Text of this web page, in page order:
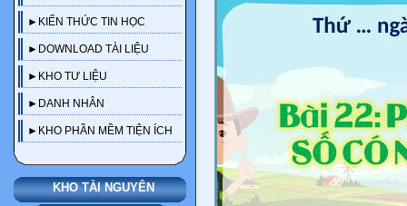
►KIẾN THỨC TIN HỌC
►DOWNLOAD TÀI LIỆU
►KHO TƯ LIỆU
►DANH NHÂN
►KHO PHẦN MỀM TIỆN ÍCH
KHO TÀI NGUYÊN